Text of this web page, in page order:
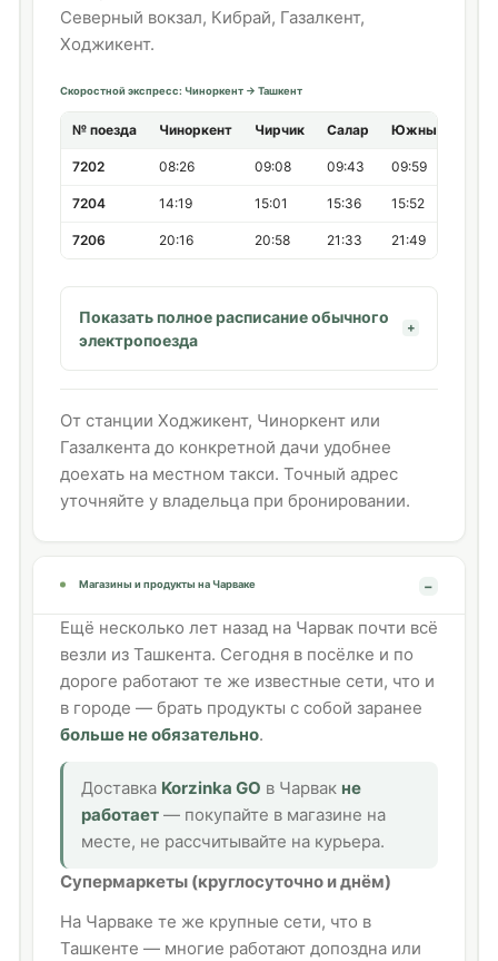
Северный вокзал, Кибрай, Газалкент,
Ходжикент.
Скоростной экспресс: Чиноркент → Ташкент
№ поезда Чиноркент Чирчик Салар Южный вокзал
7202 08:26 09:08 09:43 09:59
7204 14:19 15:01 15:36 15:52
7206 20:16 20:58 21:33 21:49
Показать полное расписание обычного
электропоезда
От станции Ходжикент, Чиноркент или
Газалкента до конкретной дачи удобнее
доехать на местном такси. Точный адрес
уточняйте у владельца при бронировании.
Магазины и продукты на Чарваке
Ещё несколько лет назад на Чарвак почти всё
везли из Ташкента. Сегодня в посёлке и по
дороге работают те же известные сети, что и
в городе — брать продукты с собой заранее
больше не обязательно.
Доставка Korzinka GO в Чарвак не
работает— покупайте в магазине на
месте, не рассчитывайте на курьера.
Супермаркеты (круглосуточно и днём)
На Чарваке те же крупные сети, что в
Ташкенте — многие работают допоздна или